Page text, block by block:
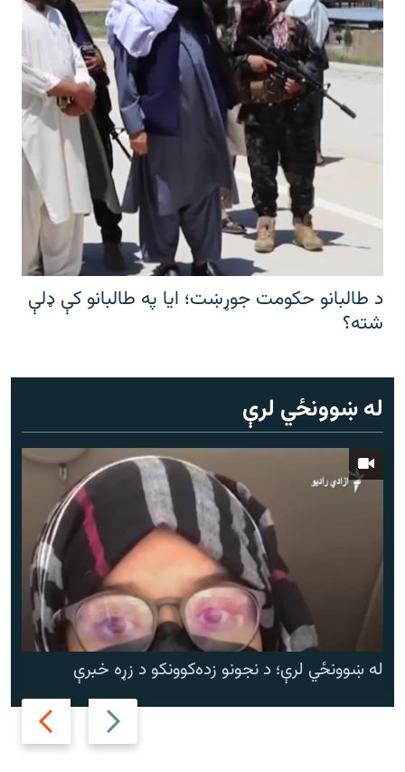
د طالبانو حکومت جوړښت؛ ایا په طالبانو کې ډلې
شته؟
له ښوونځي لرې
Previous
slide
Next
slide
له ښوونځي لرې؛ د نجونو زده‌کوونکو د زړه خبرې